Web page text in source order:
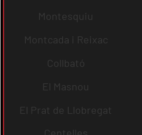
Montesquiu
Montcada i Reixac
Collbató
El Masnou
El Prat de Llobregat